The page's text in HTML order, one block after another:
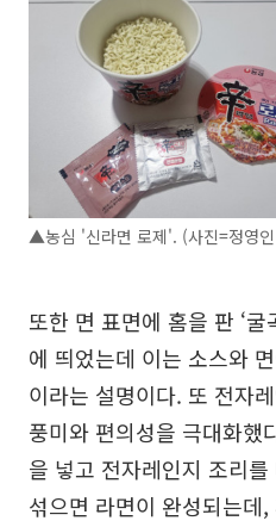
▲농심 '신라면 로제'. (사진=정영
또한 면 표면에 홈을 판 ‘
에 띄었는데 이는 소스와
이라는 설명이다. 또 전자
풍미와 편의성을 극대화했
을 넣고 전자레인지 조리
섞으면 라면이 완성되는데